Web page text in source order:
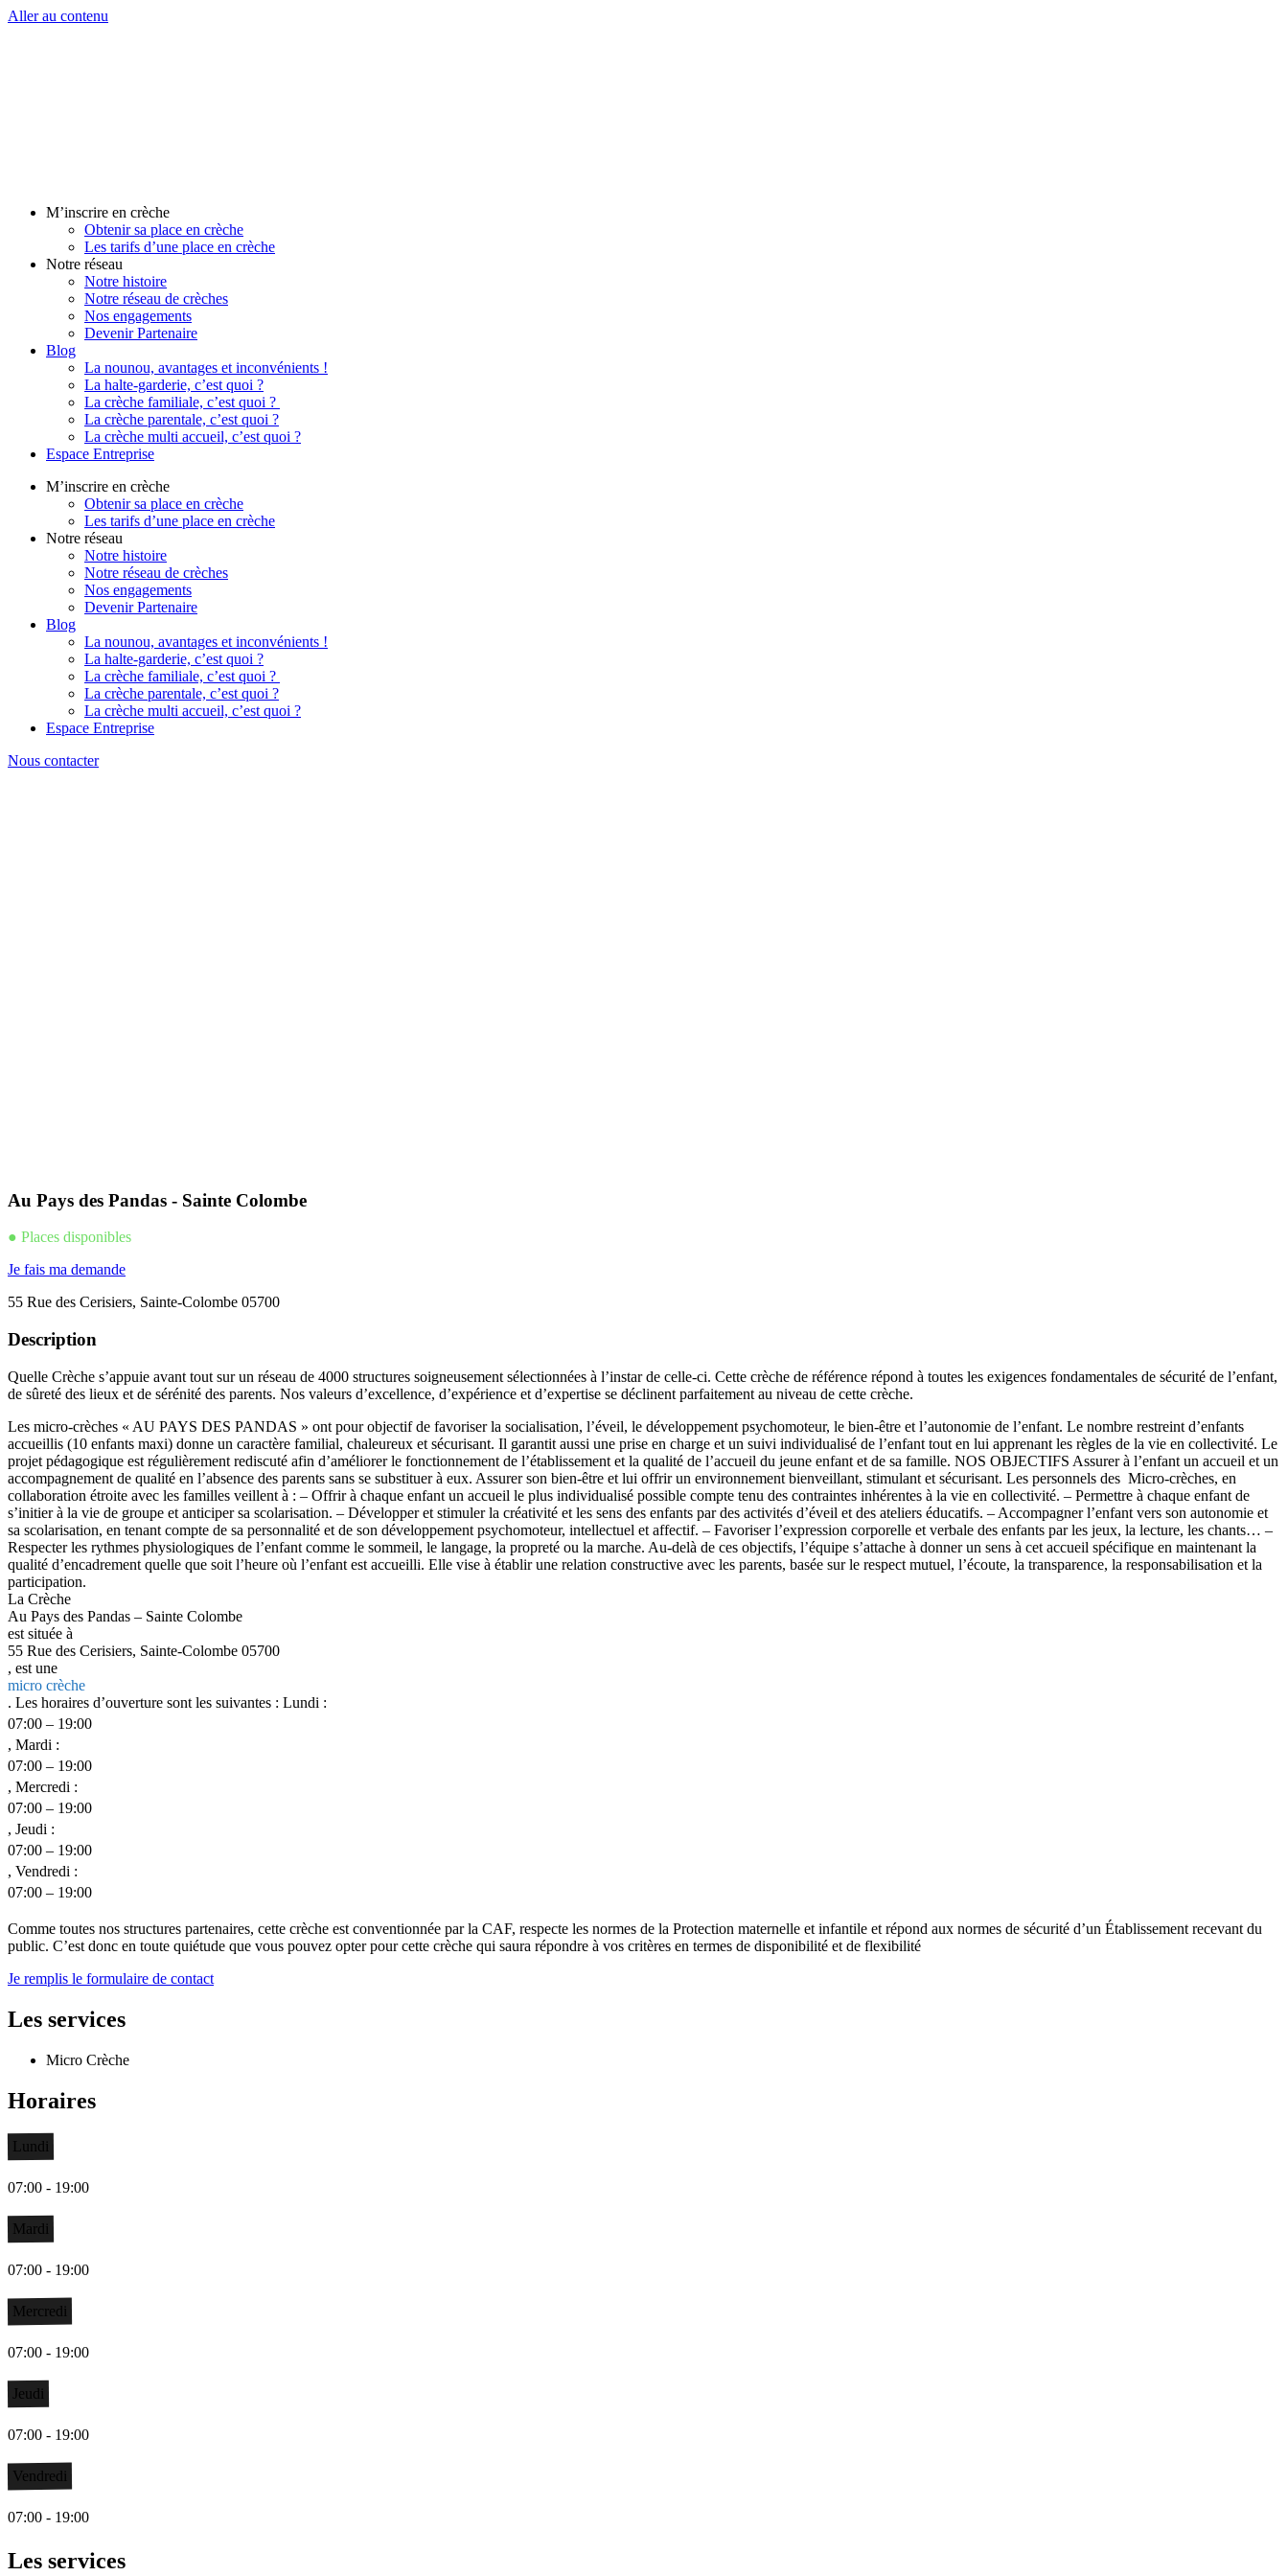
Aller au contenu
M’inscrire en crèche
Obtenir sa place en crèche
Les tarifs d’une place en crèche
Notre réseau
Notre histoire
Notre réseau de crèches
Nos engagements
Devenir Partenaire
Blog
La nounou, avantages et inconvénients !
La halte-garderie, c’est quoi ?
La crèche familiale, c’est quoi ?
La crèche parentale, c’est quoi ?
La crèche multi accueil, c’est quoi ?
Espace Entreprise
M’inscrire en crèche
Obtenir sa place en crèche
Les tarifs d’une place en crèche
Notre réseau
Notre histoire
Notre réseau de crèches
Nos engagements
Devenir Partenaire
Blog
La nounou, avantages et inconvénients !
La halte-garderie, c’est quoi ?
La crèche familiale, c’est quoi ?
La crèche parentale, c’est quoi ?
La crèche multi accueil, c’est quoi ?
Espace Entreprise
Nous contacter
Au Pays des Pandas - Sainte Colombe
● Places disponibles
Je fais ma demande
55 Rue des Cerisiers, Sainte-Colombe 05700
Description
Quelle Crèche s’appuie avant tout sur un réseau de 4000 structures soigneusement sélectionnées à l’instar de celle-ci. Cette crèche de référence répond à toutes les exigences fondamentales de sécurité de l’enfant,
de sûreté des lieux et de sérénité des parents. Nos valeurs d’excellence, d’expérience et d’expertise se déclinent parfaitement au niveau de cette crèche.
Les micro-crèches « AU PAYS DES PANDAS » ont pour objectif de favoriser la socialisation, l’éveil, le développement psychomoteur, le bien-être et l’autonomie de l’enfant. Le nombre restreint d’enfants
accueillis (10 enfants maxi) donne un caractère familial, chaleureux et sécurisant. Il garantit aussi une prise en charge et un suivi individualisé de l’enfant tout en lui apprenant les règles de la vie en collectivité. Le
projet pédagogique est régulièrement rediscuté afin d’améliorer le fonctionnement de l’établissement et la qualité de l’accueil du jeune enfant et de sa famille. NOS OBJECTIFS Assurer à l’enfant un accueil et un
accompagnement de qualité en l’absence des parents sans se substituer à eux. Assurer son bien-être et lui offrir un environnement bienveillant, stimulant et sécurisant. Les personnels des Micro-crèches, en
collaboration étroite avec les familles veillent à : – Offrir à chaque enfant un accueil le plus individualisé possible compte tenu des contraintes inhérentes à la vie en collectivité. – Permettre à chaque enfant de
s’initier à la vie de groupe et anticiper sa scolarisation. – Développer et stimuler la créativité et les sens des enfants par des activités d’éveil et des ateliers éducatifs. – Accompagner l’enfant vers son autonomie et
sa scolarisation, en tenant compte de sa personnalité et de son développement psychomoteur, intellectuel et affectif. – Favoriser l’expression corporelle et verbale des enfants par les jeux, la lecture, les chants… –
Respecter les rythmes physiologiques de l’enfant comme le sommeil, le langage, la propreté ou la marche. Au-delà de ces objectifs, l’équipe s’attache à donner un sens à cet accueil spécifique en maintenant la
qualité d’encadrement quelle que soit l’heure où l’enfant est accueilli. Elle vise à établir une relation constructive avec les parents, basée sur le respect mutuel, l’écoute, la transparence, la responsabilisation et la
participation.
La Crèche
Au Pays des Pandas – Sainte Colombe
est située à
55 Rue des Cerisiers, Sainte-Colombe 05700
, est une
micro crèche
. Les horaires d’ouverture sont les suivantes : Lundi :
07:00 – 19:00
, Mardi :
07:00 – 19:00
, Mercredi :
07:00 – 19:00
, Jeudi :
07:00 – 19:00
, Vendredi :
07:00 – 19:00
Comme toutes nos structures partenaires, cette crèche est conventionnée par la CAF, respecte les normes de la Protection maternelle et infantile et répond aux normes de sécurité d’un Établissement recevant du
public. C’est donc en toute quiétude que vous pouvez opter pour cette crèche qui saura répondre à vos critères en termes de disponibilité et de flexibilité
Je remplis le formulaire de contact
Les services
Micro Crèche
Horaires
Lundi
07:00 - 19:00
Mardi
07:00 - 19:00
Mercredi
07:00 - 19:00
Jeudi
07:00 - 19:00
Vendredi
07:00 - 19:00
Les services